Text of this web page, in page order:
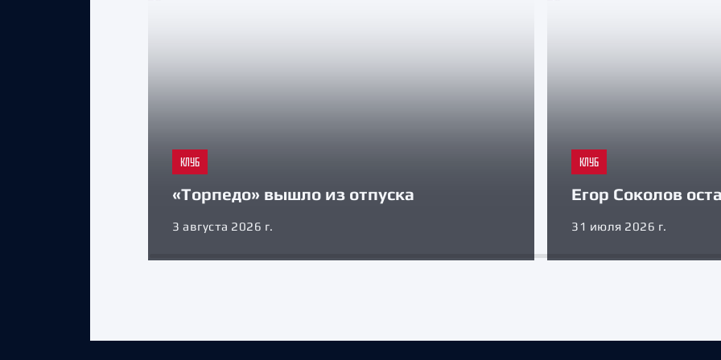
КЛУБ
«Торпедо» вышло из отпуска
3 августа 2026 г.
КЛУБ
Егор Соколов
31 июля 2026 г.